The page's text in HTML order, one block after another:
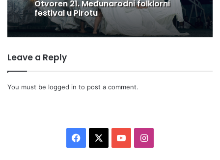
Otvoren 21. Međunarodni folklorni
festival u Pirotu
Leave a Reply
You must be logged in to post a comment.
I